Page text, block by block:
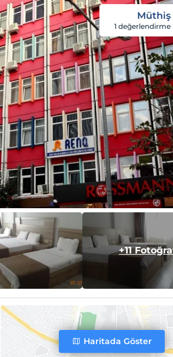
Müthiş
1 değerlendirme
+11
Haritada Göster